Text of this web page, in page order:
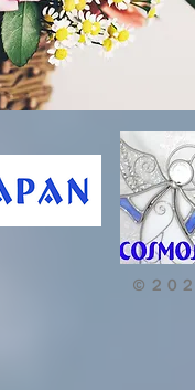
コス
【LEO-japan リ
アセンション
© ２０